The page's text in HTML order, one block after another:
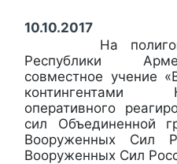
10.10.2017
На полигонах
Республики
совместное учение
контингентами
оперативного
сил Объединенной
Вооруженных Сил
Вооруженных Сил